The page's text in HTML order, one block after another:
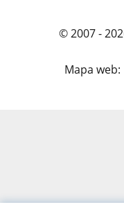
© 2007 -
Mapa web: